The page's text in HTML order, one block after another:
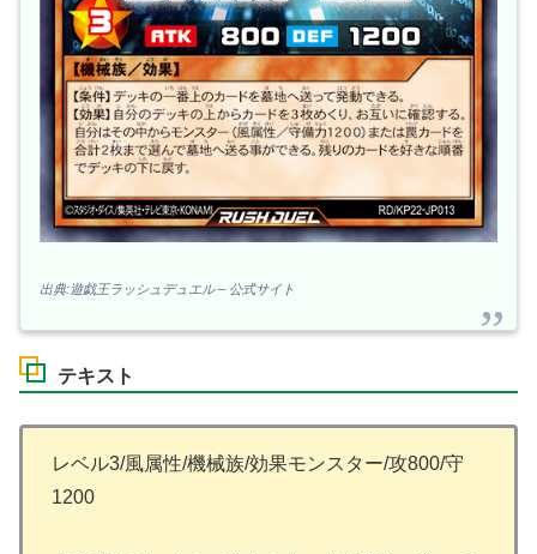
出典:遊戯王ラッシュデュエル – 公式サイト
テキスト
レベル3/風属性/機械族/効果モンスター/攻800/守
1200